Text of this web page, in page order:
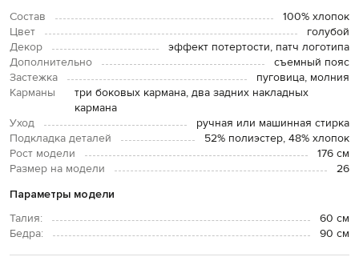
Состав
100% хлопок
Цвет
голубой
Декор
эффект потертости, патч логотипа
Дополнительно
съемный пояс
Застежка
пуговица, молния
Карманы
три боковых кармана, два задних накладных
кармана
Уход
ручная или машинная стирка
Подкладка деталей
52% полиэстер, 48% хлопок
Рост модели
176 см
Размер на модели
26
Параметры модели
Талия:
60 см
Бедра:
90 см